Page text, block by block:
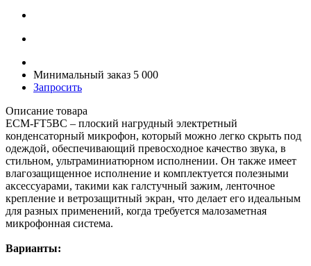
Минимальный заказ 5 000
Запросить
Описание товара
ECM-FT5BC – плоский нагрудный электретный
конденсаторный микрофон, который можно легко скрыть под
одеждой, обеспечивающий превосходное качество звука, в
стильном, ультраминиатюрном исполнении. Он также имеет
влагозащищенное исполнение и комплектуется полезными
аксессуарами, такими как галстучный зажим, ленточное
крепление и ветрозащитный экран, что делает его идеальным
для разных применений, когда требуется малозаметная
микрофонная система.
Варианты: